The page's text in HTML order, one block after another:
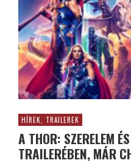
HÍREK, TRAILEREK
A THOR: SZERELEM
TRAILERÉBEN, MÁR